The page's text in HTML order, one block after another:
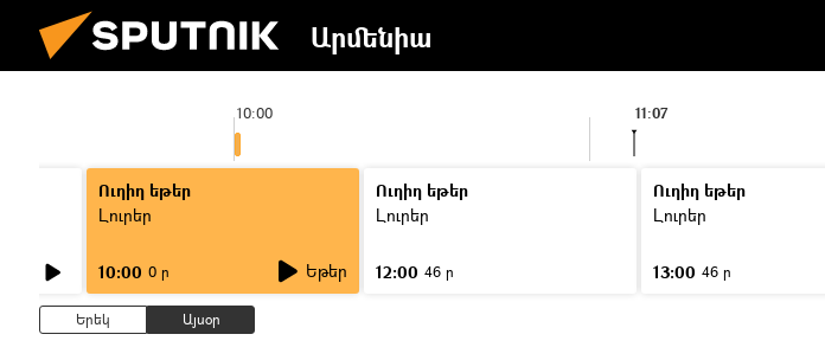
Արմենիա
10:00 11:07
Ուղիղ եթեր
Լուրեր
10:00 0 ր Եթեր
Ուղիղ եթեր
Լուրեր
12:00 46 ր
Ուղիղ եթեր
Լուրեր
13:00 46 ր
Երեկ Այսօր